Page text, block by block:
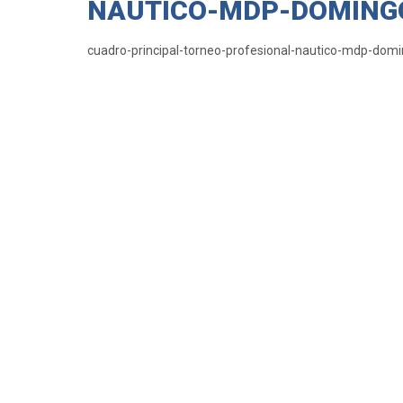
NAUTICO-MDP-
cuadro-principal-torneo-profesional-nautico-mdp-